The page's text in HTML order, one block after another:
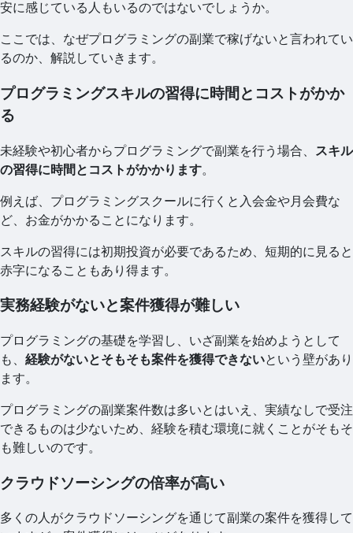
安に感じている人もいるのではないでしょうか。
ここでは、なぜプログラミングの副業で稼げないと言われてい
るのか、解説していきます。
プログラミングスキルの習得に時間とコストがかか
る
未経験や初心者からプログラミングで副業を行う場合、
スキル
の習得に時間とコストがかかります。
例えば、プログラミングスクールに行くと入会金や月会費な
ど、お金がかかることになります。
スキルの習得には初期投資が必要であるため、短期的に見ると
赤字になることもあり得ます。
実務経験がないと案件獲得が難しい
プログラミングの基礎を学習し、いざ副業を始めようとして
も、 経験がないとそもそも案件を獲得できないという壁があり
ます。
プログラミングの副業案件数は多いとはいえ、実績なしで受注
できるものは少ないため、経験を積む環境に就くことがそもそ
も難しいのです。
クラウドソーシングの倍率が高い
多くの人がクラウドソーシングを通じて副業の案件を獲得して